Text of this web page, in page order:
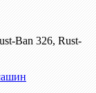
Ban 326, Rust-